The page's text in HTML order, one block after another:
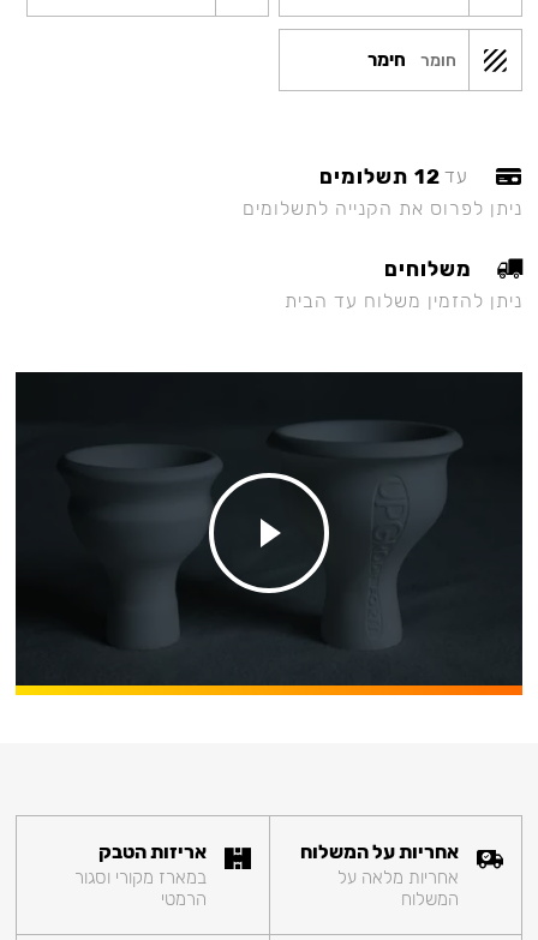
חומר חימר
עד 12 תשלומים
ניתן לפרוס את הקנייה לתשלומים
משלוחים
ניתן להזמין משלוח עד הבית
אחריות על המשלוח
אחריות מלאה על
המשלוח
אריזות הטבק
במארז מקורי וסגור
הרמטי